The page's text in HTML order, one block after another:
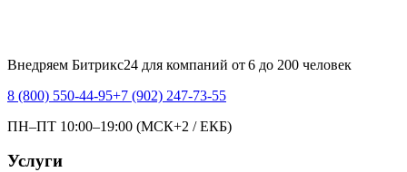
Внедряем Битрикс24 для компаний от 6 до 200 человек
8 (800) 550-44-95+7 (902) 247-73-55
ПН–ПТ 10:00–19:00 (МСК+2 / ЕКБ)
Услуги